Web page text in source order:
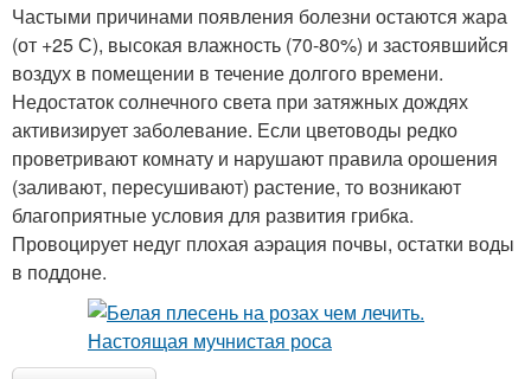
Частыми причинами появления болезни остаются жара
(от +25 С), высокая влажность (70-80%) и застоявшийся
воздух в помещении в течение долгого времени.
Недостаток солнечного света при затяжных дождях
активизирует заболевание. Если цветоводы редко
проветривают комнату и нарушают правила орошения
(заливают, пересушивают) растение, то возникают
благоприятные условия для развития грибка.
Провоцирует недуг плохая аэрация почвы, остатки воды
в поддоне.